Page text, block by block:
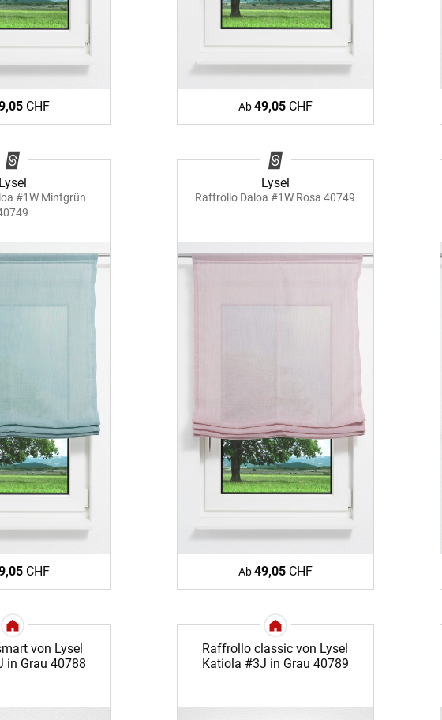
Schall-Absorber Schaum
aus Basotect
Zubehör Raumakustik-
ÜBER UNS
AGB
Impressum
Datenschutz
FAQ
Kostenloser Musterversand
Versandinformation
Reklamation
Widerruf
CHF Ab49,05CHF
#1W Mintgrün
CHF
Lysel
Raffrollo Daloa #1W Rosa 40749
Ab49,05CHF
von Lysel
in Grau 40788
Raffrollo classic von Lysel
Katiola #3J in Grau 40789